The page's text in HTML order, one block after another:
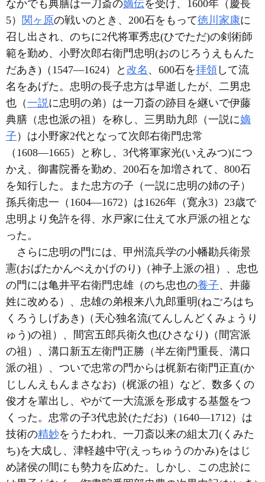
なかでも典膳は一刀斎の嫡伝を受け、1600年（慶長
5） 関ヶ原の戦いのとき、200石をもって徳川家康に
召し出され、のちに2代将軍秀忠(ひでただ)の剣術師
範を勤め、小野次郎右衛門忠明(おのじろうえもんた
だあき)（1547―1624）と 改名 、600石を拝領 して流
名をあげた。忠明の長子忠方は早逝したが、二男忠
也（一説に忠明の弟）は一刀斎の跡目を継いで伊藤
典膳（忠也派の祖）を称し、三男助九郎（一説に嫡
子 ）は小野家2代となって次郎右衛門忠常
（1608―1665）と称し、3代将軍家光(いえみつ)につ
かえ、御書院番を勤め、200石を加増されて、800石
を知行した。また忠方の子（一説に忠明の姉の子）
孫兵衛忠一（1604―1672）は1626年（寛永3）23歳で
忠明より免許を得、水戸家に仕えて水戸派の祖とな
った。
さらに忠明の門には、甲州流兵学の小幡勘兵衛景
憲(おばたかんべえかげのり)（神子上派の祖）、忠也
の門には亀井平右衛門忠雄（のち忠也の養子、井藤
姓に改める）、忠雄の弟根来八九郎重明(ねごろはち
くろうしげあき)（天心独名流(てんしんどくみょうり
ゅう)の祖）、間宮五郎兵衛久也(ひさなり)（間宮派
の祖）、溝口新五左衛門正勝（半左衛門重長、溝口
派の祖）、ついで忠常の門からは梶新右衛門正直(か
じしんえもんまさなお)（梶派の祖）など、数多くの
俊才を輩出し、やがて一大流派を形成する基盤をつ
くった。忠常の子3代忠於(ただお)（1640―1712）は
技術の精妙をうたわれ、一刀斎以来の組太刀(くみた
ち)を大成し、津軽越中守(えっちゅうのかみ)をはじ
め諸侯の間にも勢力を広めた。しかし、この忠於に